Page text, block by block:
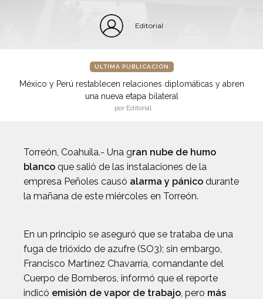
Editorial
ÚLTIMA PUBLICACIÓN
México y Perú restablecen relaciones diplomáticas y abren
una nueva etapa bilateral
por Editorial
Torreón, Coahuila.- Una gran nube de humo
blanco que salió de las instalaciones de la
empresa Peñoles causó alarma y pánico durante
la mañana de este miércoles en Torreón.
En un principio se aseguró que se trataba de una
fuga de trióxido de azufre (SO3); sin embargo,
Francisco Martínez Chavarría, comandante del
Cuerpo de Bomberos, informó que el reporte
indicó emisión de vapor de trabajo, pero más